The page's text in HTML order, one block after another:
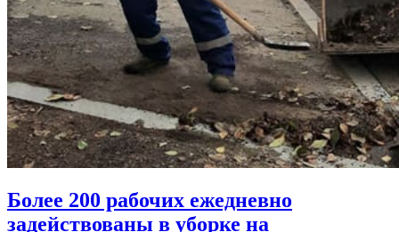
Более 200 рабочих ежедневно
задействованы в уборке на